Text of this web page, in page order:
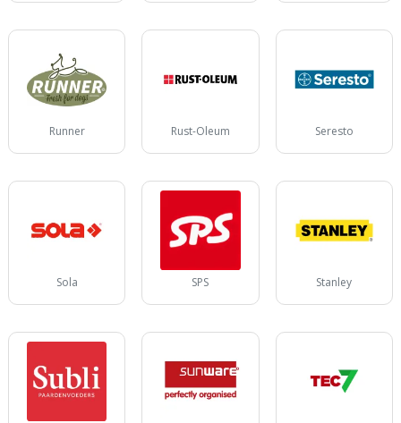
Runner Rust-Oleum Seresto
Sola SPS Stanley